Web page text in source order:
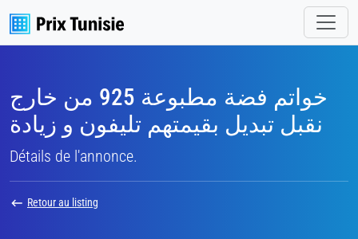
خواتم فضة مطبوعة 925 من خارج
نقبل تبديل بقيمتهم تليفون و زيادة
Détails de l'annonce.
Retour au listing